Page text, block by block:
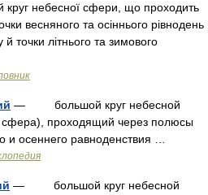
небесної сфери, що проходить
весняного та осіннього рівнодень
точки літнього та зимового
— большой круг небесной
проходящий через полюсы
и осеннего равноденствия …
— большой круг небесной